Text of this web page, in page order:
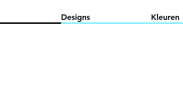
Designs Kleuren